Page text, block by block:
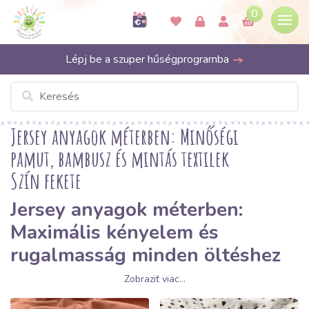
0
Lépj be a szuper hűségprogramba
Jersey anyagok méterben: Minőségi
pamut, bambusz és mintás textilek
Szín fekete
Jersey anyagok méterben:
Maximális kényelem és
rugalmasság minden öltéshez
és egész nap kellemes tapintású marad? Ajersey (kötött anyag)
Zobraziť viac...